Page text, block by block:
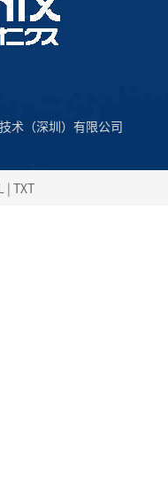
术（深圳）有限公司
| TXT